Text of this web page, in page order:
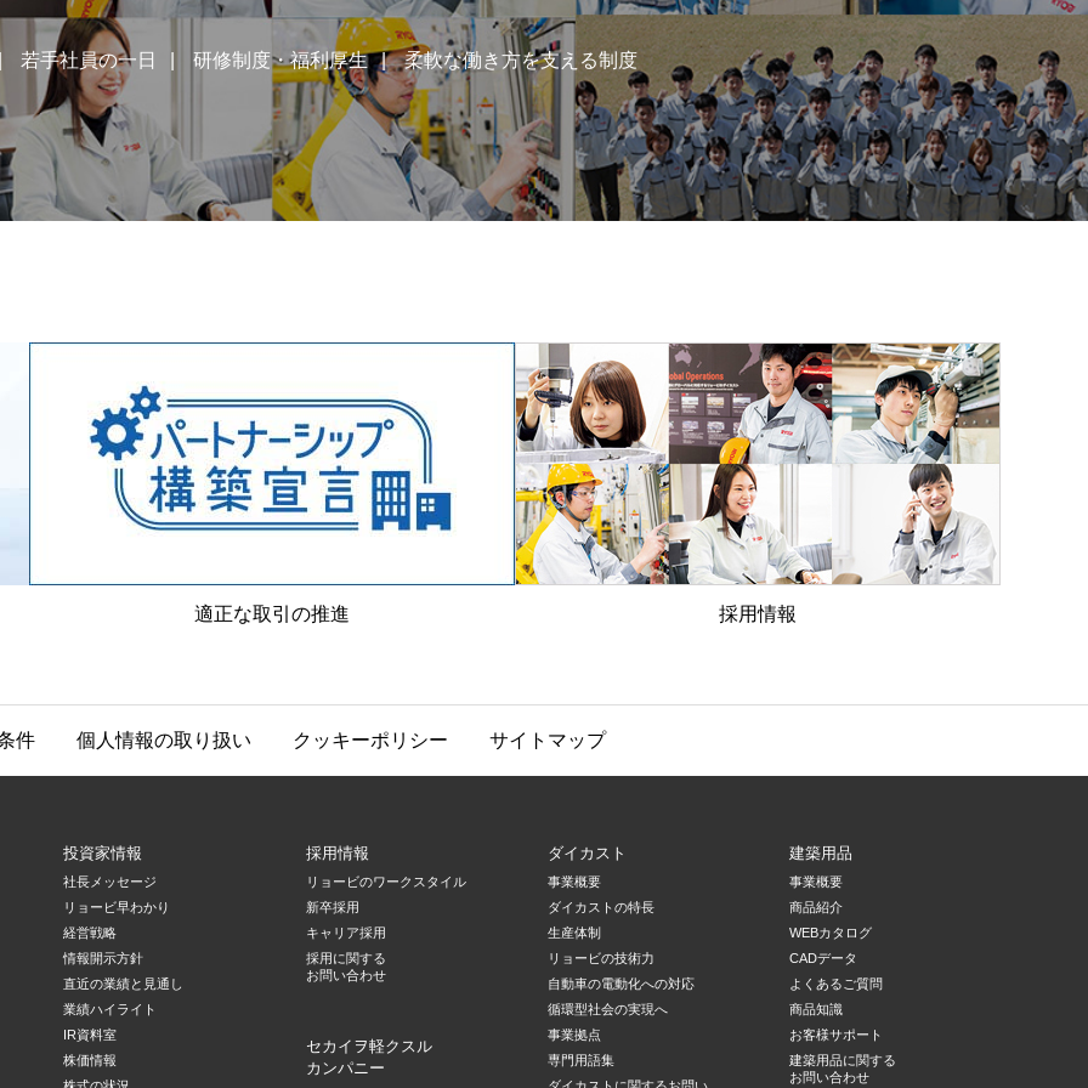
若手社員の一日 研修制度・福利厚生 柔軟な働き方を支える制度
適正な取引の推進 採用情報
件 個人情報の取り扱い クッキーポリシー サイトマップ
投資家情報
社長メッセージ
リョービ早わかり
経営戦略
情報開示方針
直近の業績と見通し
業績ハイライト
IR資料室
株価情報
採用情報
リョービのワークスタイル
新卒採用
キャリア採用
採用に関する
お問い合わせ
セカイヲ軽クスル
カンパニー
ダイカスト
事業概要
ダイカストの特長
生産体制
リョービの技術力
自動車の電動化への対応
循環型社会の実現へ
事業拠点
専門用語集
建築用品
事業概要
商品紹介
WEBカタログ
CADデータ
よくあるご質問
商品知識
お客様サポート
建築用品に関する
お問い合わせ